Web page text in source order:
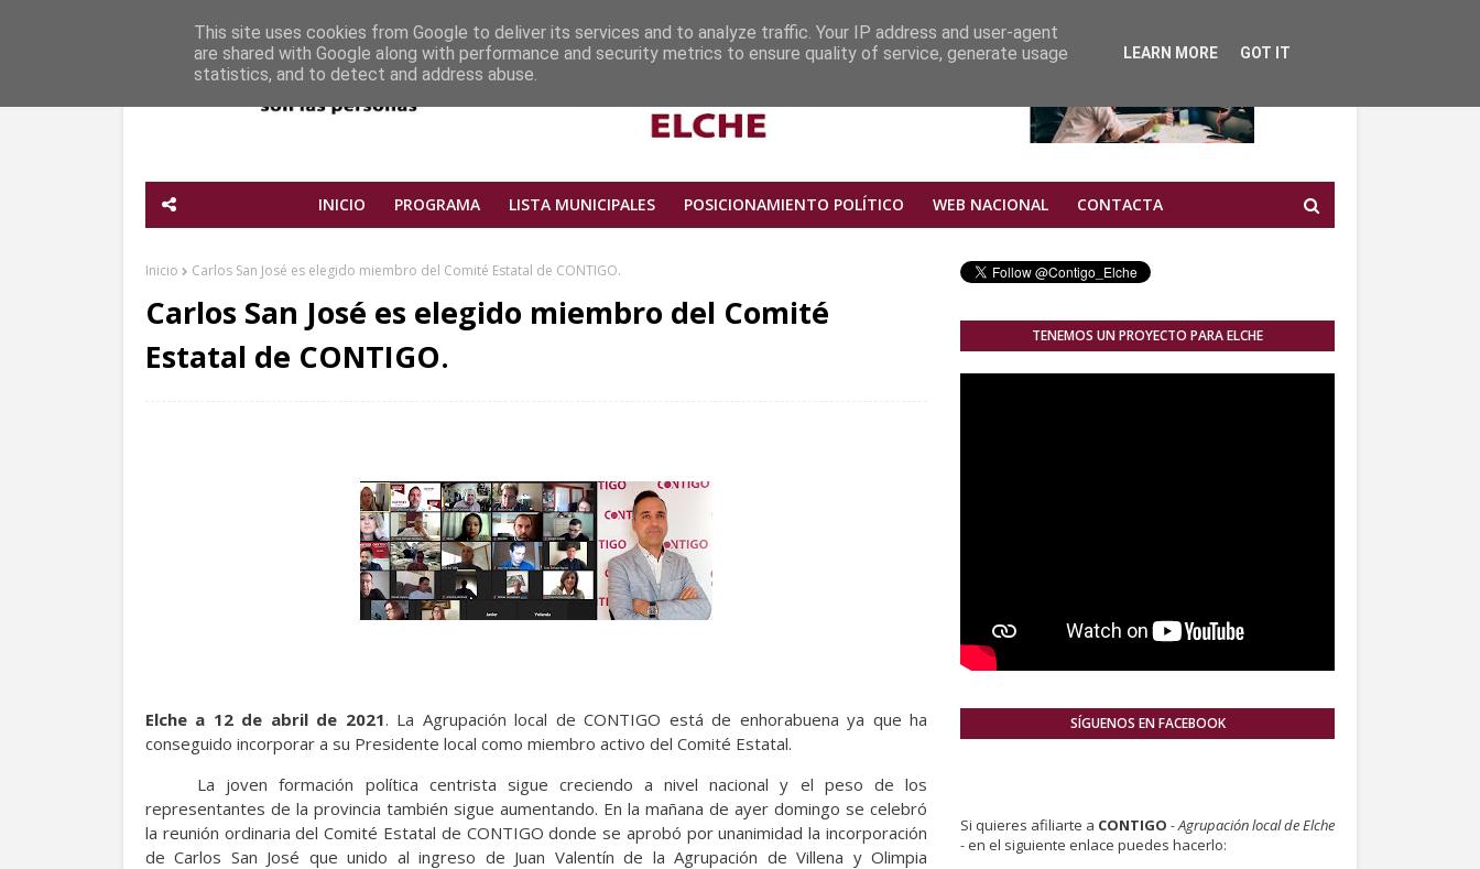
INICIO PROGRAMA LISTA MUNICIPALES POSICIONAMIENTO POLÍTICO WEB NACIONAL CONTACTA
Inicio Carlos San José es elegido miembro del Comité Estatal de CONTIGO.
Carlos San José es elegido miembro del Comité
Estatal de CONTIGO.
Elche a 12 de abril de 2021. La Agrupación local de CONTIGO está de enhorabuena ya que ha
conseguido incorporar a su Presidente local como miembro activo del Comité Estatal.
La joven formación política centrista sigue creciendo a nivel nacional y el peso de los
representantes de la provincia también sigue aumentando. En la mañana de ayer domingo se celebró
la reunión ordinaria del Comité Estatal de CONTIGO donde se aprobó por unanimidad la incorporación
de Carlos San José que unido al ingreso de Juan Valentín de la Agrupación de Villena y Olimpia
TENEMOS UN PROYECTO PARA ELCHE
SÍGUENOS EN FACEBOOK
Si quieres afiliarte a CONTIGO - Agrupación local de Elche
- en el siguiente enlace puedes hacerlo:
This site uses cookies from Google to deliver its services and to analyze traffic. Your IP address and user-agent
are shared with Google along with performance and security metrics to ensure quality of service, generate usage
statistics, and to detect and address abuse.
LEARN MORE GOT IT